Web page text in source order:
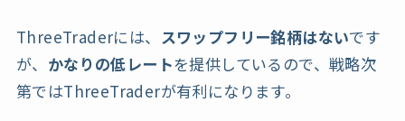
ThreeTraderには、 スワップフリー銘柄はないです
が、 かなりの低レートを提供しているので、戦略次
第ではThreeTraderが有利になります。